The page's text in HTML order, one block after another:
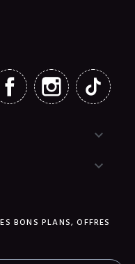
FACEBOOK INSTAGRAM


BONS PLANS, OFFRES